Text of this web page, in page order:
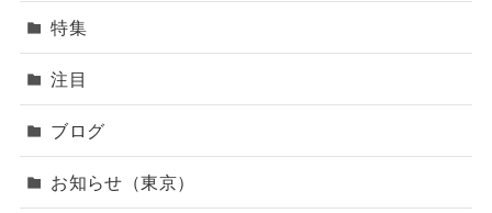
特集
注目
ブログ
お知らせ（東京）